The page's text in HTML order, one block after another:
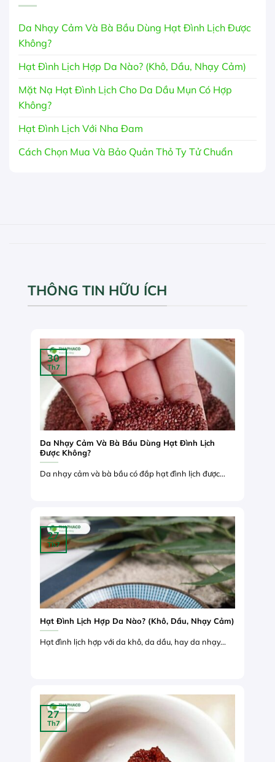
Da Nhạy Cảm Và Bà Bầu Dùng Hạt Đình Lịch Được
Không?
Hạt Đình Lịch Hợp Da Nào? (Khô, Dầu, Nhạy Cảm)
Mặt Nạ Hạt Đình Lịch Cho Da Dầu Mụn Có Hợp
Không?
Hạt Đình Lịch Với Nha Đam
Cách Chọn Mua Và Bảo Quản Thỏ Ty Tử Chuẩn
THÔNG TIN HỮU ÍCH
Da Nhạy Cảm Và Bà Bầu Dùng Hạt Đình Lịch
Được Không?
Da nhạy cảm và bà bầu có đắp hạt đình lịch được...
30
Th7
Hạt Đình Lịch Hợp Da Nào? (Khô, Dầu, Nhạy Cảm)
Hạt đình lịch hợp với da khô, da dầu, hay da nhạy...
27
Th7
27
Th7